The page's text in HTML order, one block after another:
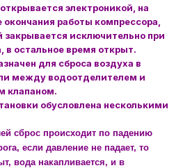
электроникой, на
окончания работы компрессора,
исключительно при
в остальное время открыт.
для сброса воздуха в
между водоотделителем и
клапаном.
обусловлена несколькими
сброс происходит по падению
если давление не падает, то
вода накапливается, и в